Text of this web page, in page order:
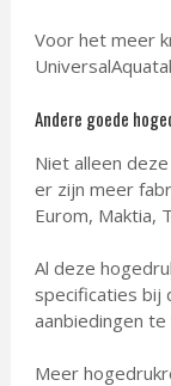
Voor het meer
Andere goede
Niet alleen
er zijn meer
Eurom, Maktia,
Al deze
specificaties bij
aanbiedingen te
Meer